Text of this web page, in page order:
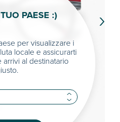
›
PAESE :)
per visualizzare i
locale e assicurarti
al destinatario